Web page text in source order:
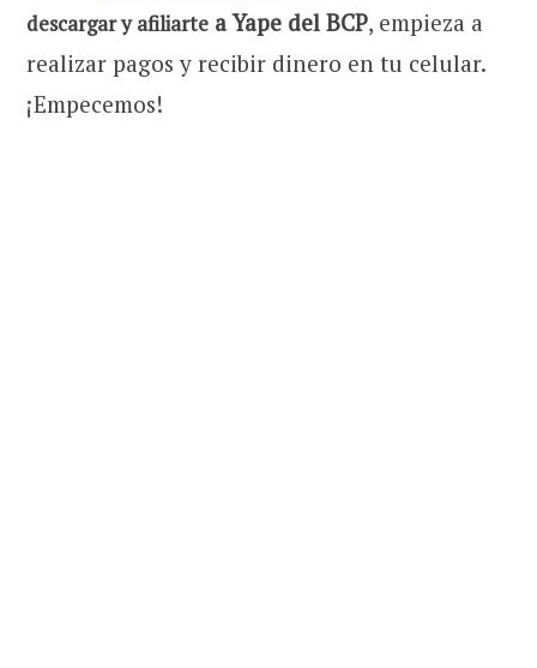
descargar y afiliarte a Yape del BCP, empieza a
realizar pagos y recibir dinero en tu celular.
¡Empecemos!